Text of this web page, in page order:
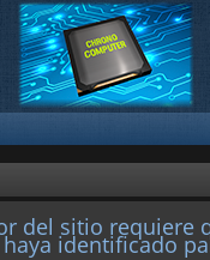
del sitio requiere
identificado